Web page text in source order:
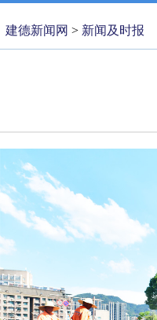
建德新闻网 > 新闻及时报